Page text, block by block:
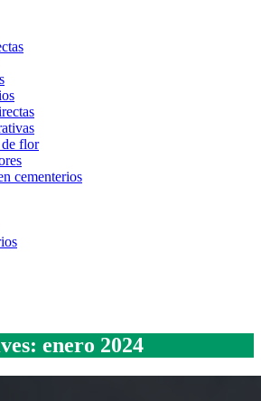
flor
cementerios
enero 2024